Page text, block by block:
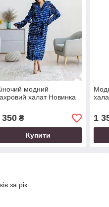
модний
халат Новинка
350₴
Купити
1
за рік